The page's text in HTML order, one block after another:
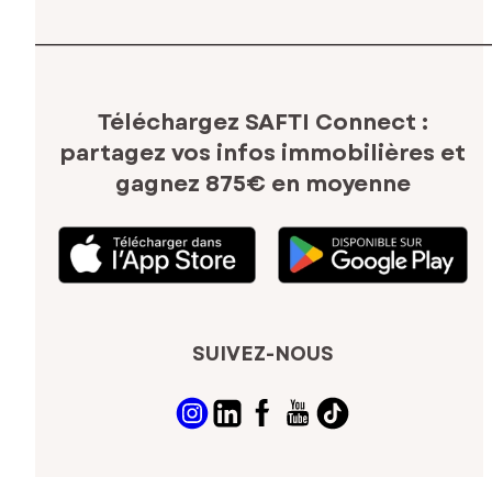
Téléchargez SAFTI Connect :
partagez vos infos immobilières et
gagnez 875€ en moyenne
SUIVEZ-NOUS